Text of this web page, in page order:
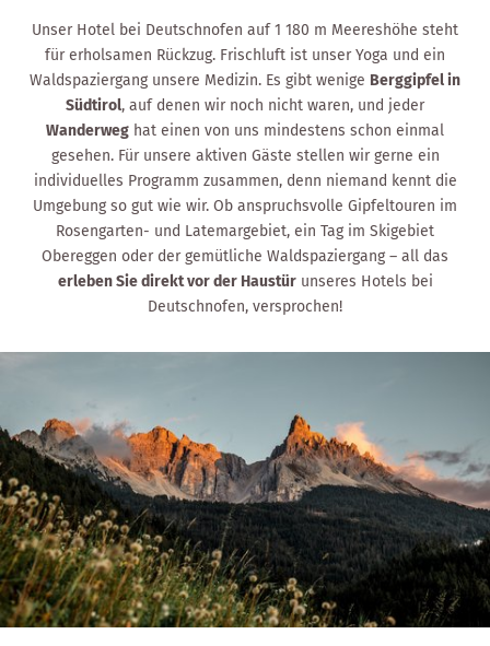
Unser Hotel bei Deutschnofen auf 1 180 m Meereshöhe steht
für erholsamen Rückzug. Frischluft ist unser Yoga und ein
Waldspaziergang unsere Medizin. Es gibt wenige Berggipfel in
Südtirol, auf denen wir noch nicht waren, und jeder
Wanderweg hat einen von uns mindestens schon einmal
gesehen. Für unsere aktiven Gäste stellen wir gerne ein
individuelles Programm zusammen, denn niemand kennt die
Umgebung so gut wie wir. Ob anspruchsvolle Gipfeltouren im
Rosengarten- und Latemargebiet, ein Tag im Skigebiet
Obereggen oder der gemütliche Waldspaziergang – all das
erleben Sie direkt vor der Haustürunseres Hotels bei
Deutschnofen, versprochen!